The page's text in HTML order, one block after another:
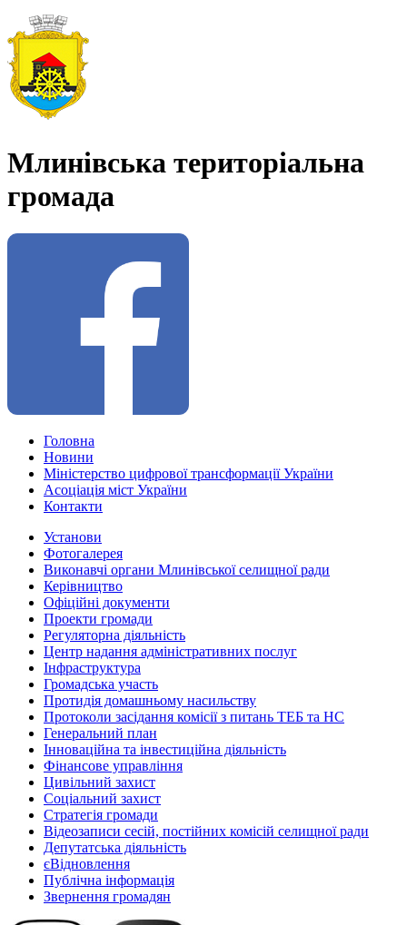
Млинівська територіальна
громада
Головна
Новини
Міністерство цифрової трансформації України
Асоціація міст України
Контакти
Установи
Фотогалерея
Виконавчі органи Млинівської селищної ради
Керівництво
Офіційні документи
Проекти громади
Регуляторна діяльність
Центр надання адміністративних послуг
Інфраструктура
Громадська участь
Протидія домашньому насильству
Протоколи засідання комісії з питань ТЕБ та НС
Генеральний план
Інноваційна та інвестиційна діяльність
Фінансове управління
Цивільний захист
Соціальний захист
Стратегія громади
Відеозаписи сесій, постійних комісій селищної ради
Депутатська діяльність
єВідновлення
Публічна інформація
Звернення громадян